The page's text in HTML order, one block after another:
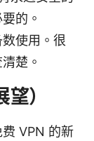
的。
使用。很
楚。
）
VPN 的新